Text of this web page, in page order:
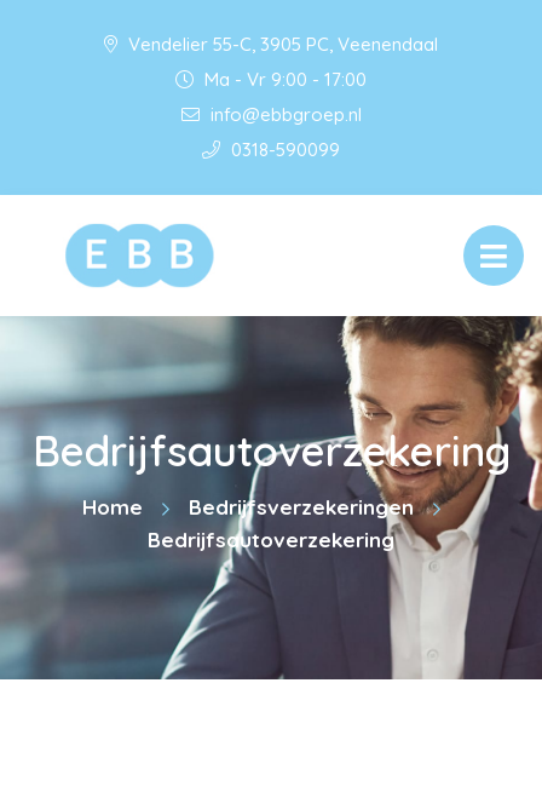
Vendelier 55-C, 3905 PC, Veenendaal
Ma - Vr 9:00 - 17:00
info@ebbgroep.nl
0318-590099
Bedrijfsautoverzekering
Home
Bedrijfsverzekeringen
Bedrijfsautoverzekering